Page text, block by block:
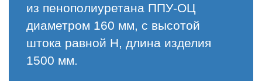
из пенополиуретана ППУ-ОЦ
диаметром 160 мм, с высотой
штока равной H, длина изделия
1500 мм.